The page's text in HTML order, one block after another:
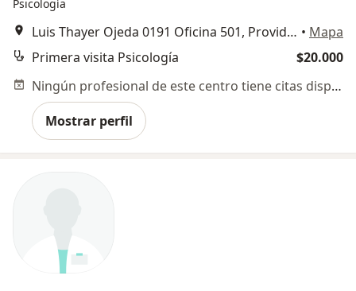
Psicología
Luis Thayer Ojeda 0191 Oficina 501, Providencia - Santiago, Providencia • Mapa
Primera visita Psicología
$20.000
Ningún profesional de este centro tiene citas disponibles
Mostrar perfil